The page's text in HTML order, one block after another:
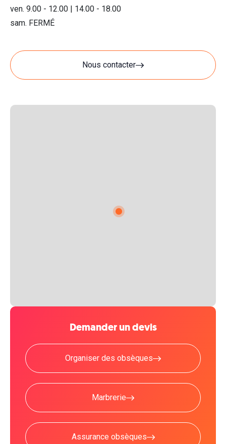
ven. 9.00 - 12.00 | 14.00 - 18.00
sam. FERMÉ
Nous contacter
Demander un devis
Organiser des obsèques
Marbrerie
Assurance obsèques